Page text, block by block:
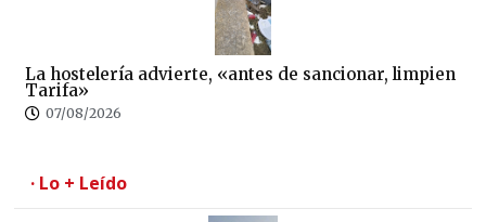
La hostelería advierte, «antes de sancionar, limpien
Tarifa»
07/08/2026
· Lo + Leído